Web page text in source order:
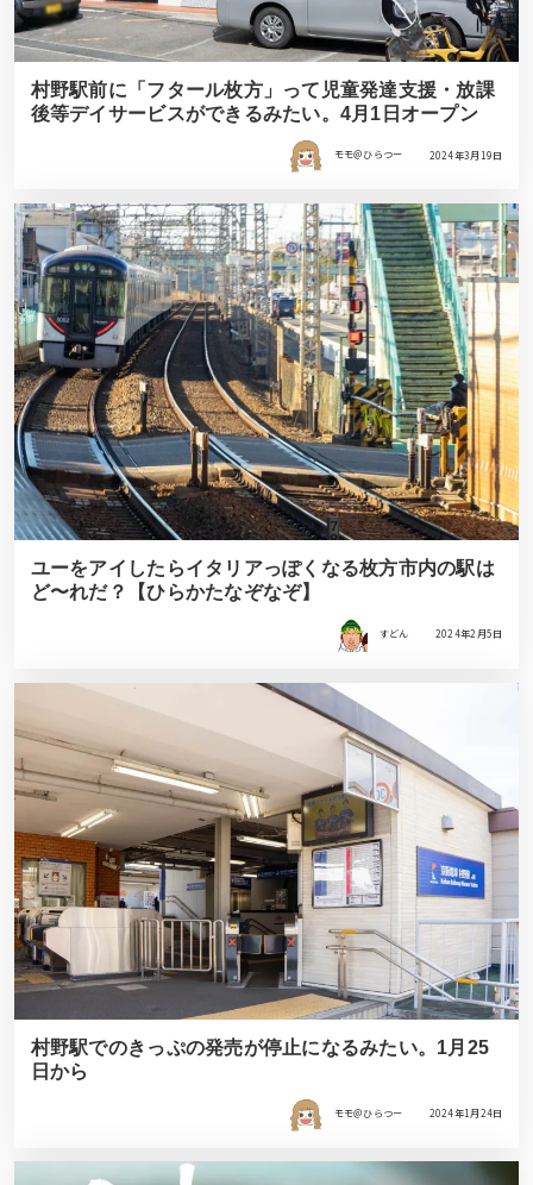
村野駅前に「フタール枚方」って児童発達支援・放課
後等デイサービスができるみたい。4月1日オープン
モモ＠ひらつー 2024年3月19日
ユーをアイしたらイタリアっぽくなる枚方市内の駅は
ど〜れだ？【ひらかたなぞなぞ】
すどん 2024年2月5日
村野駅でのきっぷの発売が停止になるみたい。1月25
日から
モモ＠ひらつー 2024年1月24日